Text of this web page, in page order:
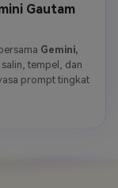
Gautam
Gemini,
salin, tempel, dan
prompt tingkat